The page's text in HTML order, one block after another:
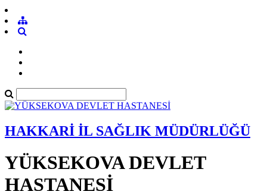
HAKKARİ İL SAĞLIK MÜDÜRLÜĞÜ
YÜKSEKOVA DEVLET
HASTANESİ